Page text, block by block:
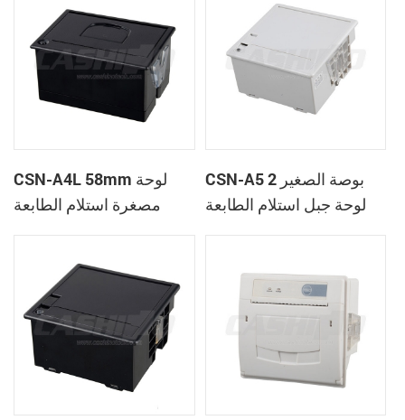
CSN-A4L 58mm لوحة
مصغرة استلام الطابعة
CSN-A5 2 بوصة الصغير
لوحة جبل استلام الطابعة